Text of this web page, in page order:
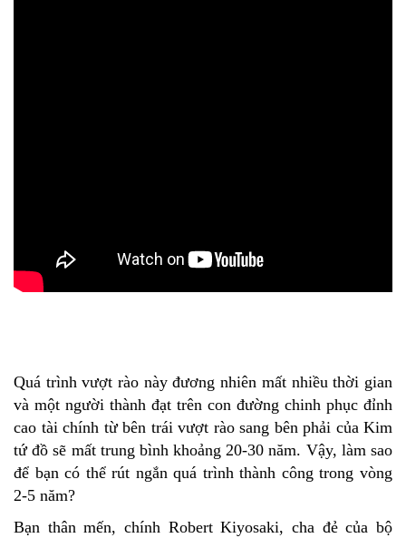
Quá trình vượt rào này đương nhiên mất nhiều thời gian
và một người thành đạt trên con đường chinh phục đỉnh
cao tài chính từ bên trái vượt rào sang bên phải của Kim
tứ đồ sẽ mất trung bình khoảng 20-30 năm. Vậy, làm sao
để bạn có thể rút ngắn quá trình thành công trong vòng
2-5 năm?
Bạn thân mến, chính Robert Kiyosaki, cha đẻ của bộ